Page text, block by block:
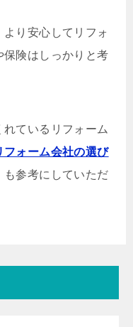
り安心してリフォ
険はしっかりと考
ているリフォーム
フォーム会社の選び
も参考にしていただ